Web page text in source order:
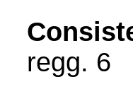
regg. 6